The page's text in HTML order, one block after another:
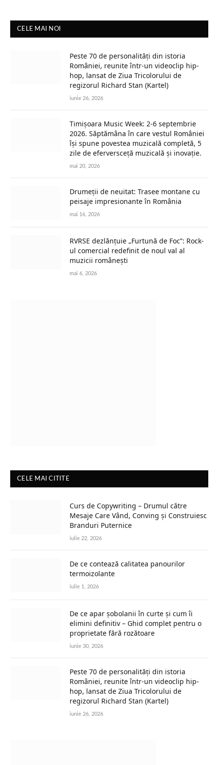
CELE MAI NOI
Peste 70 de personalități din istoria
României, reunite într-un videoclip hip-
hop, lansat de Ziua Tricolorului de
regizorul Richard Stan (Kartel)
iunie 26, 2026
Timișoara Music Week: 2-6 septembrie
2026. Săptămâna în care vestul României
își spune povestea muzicală completă, 5
zile de eferversceță muzicală și inovație.
mai 20, 2026
Drumeții de neuitat: Trasee montane cu
peisaje impresionante în România
mai 16, 2026
RVRSE dezlănțuie „Furtună de Foc”: Rock-
ul comercial redefinit de noul val al
muzicii românești
mai 6, 2026
CELE MAI CITITE
Curs de Copywriting – Drumul către
Mesaje Care Vând, Conving și Construiesc
Branduri Puternice
iulie 22, 2026
De ce contează calitatea panourilor
termoizolante
iulie 1, 2026
De ce apar șobolanii în curte și cum îi
elimini definitiv – Ghid complet pentru o
proprietate fără rozătoare
iunie 30, 2026
Peste 70 de personalități din istoria
României, reunite într-un videoclip hip-
hop, lansat de Ziua Tricolorului de
regizorul Richard Stan (Kartel)
iunie 26, 2026